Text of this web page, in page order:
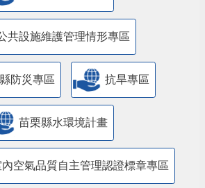
共設施維護管理情形專區
防災專區 抗旱專區
苗栗縣水環境計畫
空氣品質自主管理認證標章專區